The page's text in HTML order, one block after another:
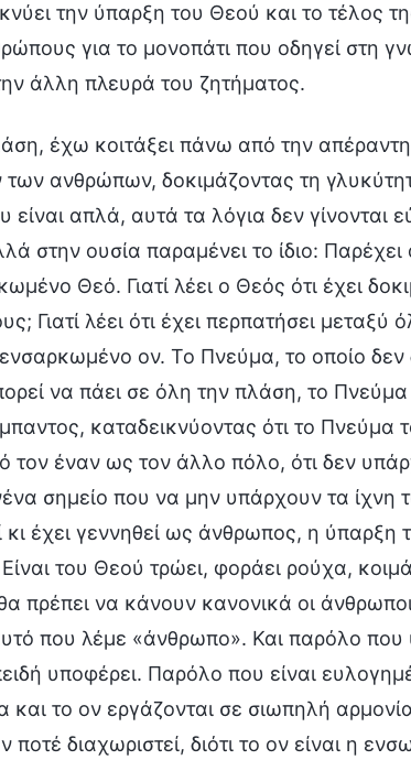
την ύπαρξη του Θεού και το τέλος
για το μονοπάτι που οδηγεί στη
άλλη πλευρά του ζητήματος.
έχω κοιτάξει πάνω από την
ανθρώπων, δοκιμάζοντας τη
απλά, αυτά τα λόγια δεν γίνονται
στην ουσία παραμένει το ίδιο:
Θεό. Γιατί λέει ο Θεός ότι έχει
Γιατί λέει ότι έχει περπατήσει
ον. Το Πνεύμα, το οποίο δεν
να πάει σε όλη την πλάση, το
καταδεικνύοντας ότι το Πνεύμα
τον έναν ως τον άλλο πόλο, ότι δεν
σημείο που να μην υπάρχουν τα
έχει γεννηθεί ως άνθρωπος, η ύπαρξη
του Θεού τρώει, φοράει ρούχα,
πρέπει να κάνουν κανονικά οι
που λέμε «άνθρωπο». Και παρόλο
υποφέρει. Παρόλο που είναι
το ον εργάζονται σε σιωπηλή
ποτέ διαχωριστεί, διότι το ον είναι η